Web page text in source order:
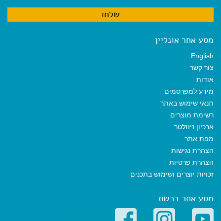
מסע אחר אונליין
English
צור קשר
אודות
מידע למפרסמים
תנאי שימוש באתר
רשימת מוצרים
ארכיון ניוזלטר
מפת אתר
הצהרת נגישות
הצהרת פרטיות
זכויות יוצרים ושימוש בתכנים
מסע אחר ברשת